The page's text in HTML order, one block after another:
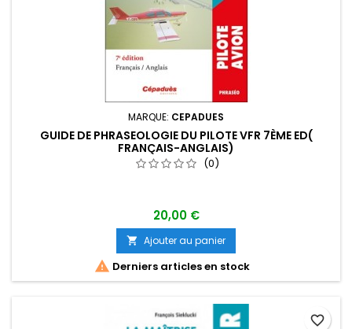
MARQUE: CEPADUES
GUIDE DE PHRASEOLOGIE DU PILOTE VFR 7ÈME ED(
FRANÇAIS-ANGLAIS)
(0)
20,00 €
 Ajouter au panier
 Derniers articles en stock
favorite_border